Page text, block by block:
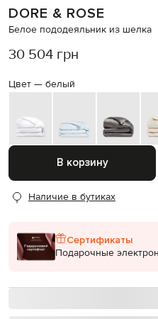
DORE & ROSE
Белое пододеяльник из шелка
30 504 грн
Цвет — белый
В корзину
Наличие в бутиках
Сертификаты
Подарочные